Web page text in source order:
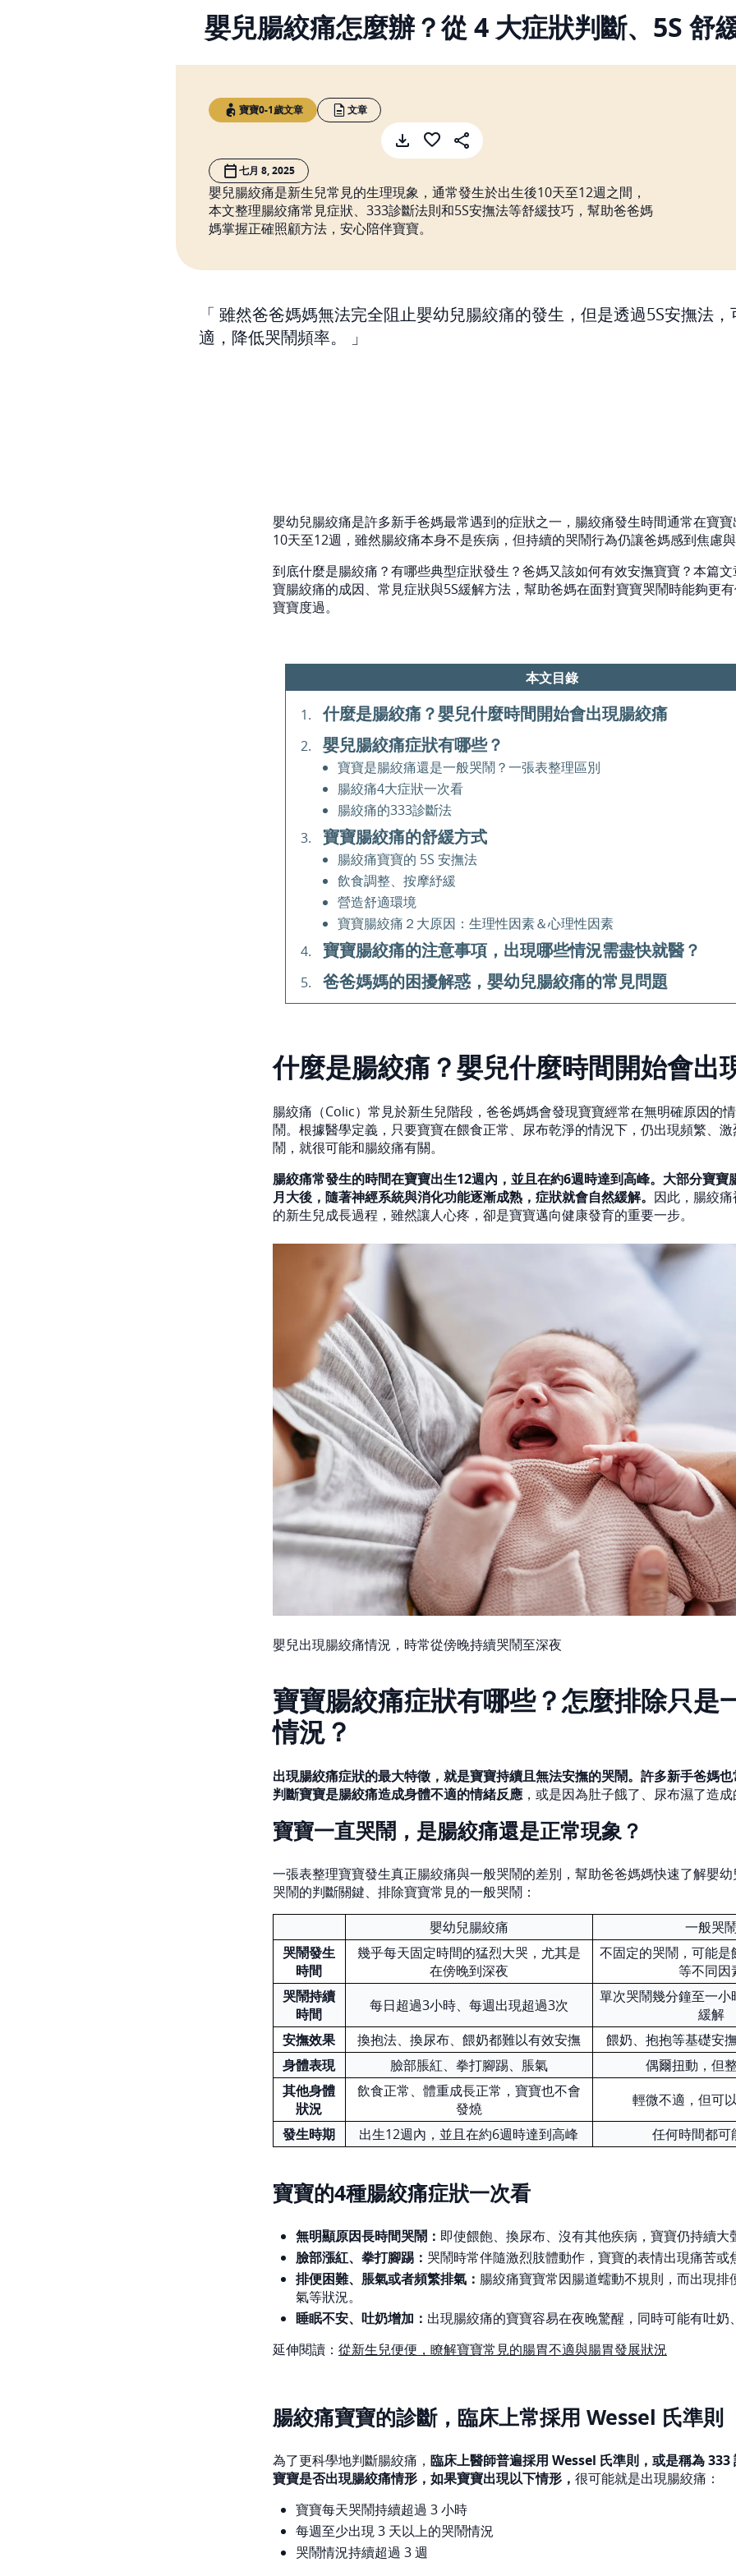
嬰兒腸絞痛怎麼辦？從 4 大症狀判斷、5S 舒
寶寶0-1歲文章 文章
七月 8, 2025
嬰兒腸絞痛是新生兒常見的生理現象，通常發生於出生後10天至12週之間，
本文整理腸絞痛常見症狀、333診斷法則和5S安撫法等舒緩技巧，幫助爸爸媽
媽掌握正確照顧方法，安心陪伴寶寶。
雖然爸爸媽媽無法完全阻止嬰幼兒腸絞痛的發生，但是透過5S安撫法
適，降低哭鬧頻率。
嬰幼兒腸絞痛是許多新手爸媽最常遇到的症狀之一，腸絞痛發生時間通常在寶
10天至12週，雖然腸絞痛本身不是疾病，但持續的哭鬧行為仍讓爸媽感到焦慮
到底什麼是腸絞痛？有哪些典型症狀發生？爸媽又該如何有效安撫寶寶？本篇
寶腸絞痛的成因、常見症狀與5S緩解方法，幫助爸媽在面對寶寶哭鬧時能夠更
寶寶度過。
本文目錄
什麼是腸絞痛？嬰兒什麼時間開始會出現腸絞痛
嬰兒腸絞痛症狀有哪些？
寶寶是腸絞痛還是一般哭鬧？一張表整理區別
腸絞痛4大症狀一次看
腸絞痛的333診斷法
寶寶腸絞痛的舒緩方式
腸絞痛寶寶的 5S 安撫法
飲食調整、按摩紓緩
營造舒適環境
寶寶腸絞痛２大原因：生理性因素＆心理性因素
寶寶腸絞痛的注意事項，出現哪些情況需盡快就醫？
爸爸媽媽的困擾解惑，嬰幼兒腸絞痛的常見問題
什麼是腸絞痛？嬰兒什麼時間開始會出
腸絞痛（Colic）常見於新生兒階段，爸爸媽媽會發現寶寶經常在無明確原因的
鬧。根據醫學定義，只要寶寶在餵食正常、尿布乾淨的情況下，仍出現頻繁、
鬧，就很可能和腸絞痛有關。
腸絞痛常發生的時間在寶寶出生12週內，並且在約6週時達到高峰。大部分寶寶
月大後，隨著神經系統與消化功能逐漸成熟，症狀就會自然緩解。 因此，腸絞
的新生兒成長過程，雖然讓人心疼，卻是寶寶邁向健康發育的重要一步。
嬰兒出現腸絞痛情況，時常從傍晚持續哭鬧至深夜
寶寶腸絞痛症狀有哪些？怎麼排除只是
情況？
出現腸絞痛症狀的最大特徵，就是寶寶持續且無法安撫的哭鬧。許多新手爸媽
判斷寶寶是腸絞痛造成身體不適的情緒反應，或是因為肚子餓了、尿布濕了造
寶寶一直哭鬧，是腸絞痛還是正常現象？
一張表整理寶寶發生真正腸絞痛與一般哭鬧的差別，幫助爸爸媽媽快速了解嬰
哭鬧的判斷關鍵、排除寶寶常見的一般哭鬧：
嬰幼兒腸絞痛
一般哭
哭鬧發生
時間
幾乎每天固定時間的猛烈大哭，尤其是
在傍晚到深夜
不固定的哭鬧，可能
等不同因
哭鬧持續
時間
每日超過3小時、每週出現超過3次
單次哭鬧幾分鐘至一
緩解
安撫效果
換抱法、換尿布、餵奶都難以有效安撫
餵奶、抱抱等基礎安
身體表現
臉部脹紅、拳打腳踢、脹氣
偶爾扭動，但
其他身體
狀況
飲食正常、體重成長正常，寶寶也不會
發燒
輕微不適，但可
發生時期
出生12週內，並且在約6週時達到高峰 任何時間都可
寶寶的4種腸絞痛症狀一次看
無明顯原因長時間哭鬧： 即使餵飽、換尿布、沒有其他疾病，寶寶仍持續大
臉部漲紅、拳打腳踢： 哭鬧時常伴隨激烈肢體動作，寶寶的表情出現痛苦或
排便困難、脹氣或者頻繁排氣： 腸絞痛寶寶常因腸道蠕動不規則，而出現排
氣等狀況。
睡眠不安、吐奶增加： 出現腸絞痛的寶寶容易在夜晚驚醒，同時可能有吐奶
延伸閱讀： 從新生兒便便，瞭解寶寶常見的腸胃不適與腸胃發展狀況
腸絞痛寶寶的診斷，臨床上常採用 Wessel 氏準則
為了更科學地判斷腸絞痛， 臨床上醫師普遍採用 Wessel 氏準則，或是稱為 333
寶寶是否出現腸絞痛情形，如果寶寶出現以下情形， 很可能就是出現腸絞痛：
寶寶每天哭鬧持續超過 3 小時
每週至少出現 3 天以上的哭鬧情況
哭鬧情況持續超過 3 週